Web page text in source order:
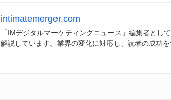
intimatemerger.com
「IMデジタルマーケティングニュース」編集者とし
解説しています。業界の変化に対応し、読者の成功